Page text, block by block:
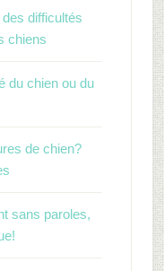
difficultés
chiens
du chien ou du
de chien?
sans paroles,